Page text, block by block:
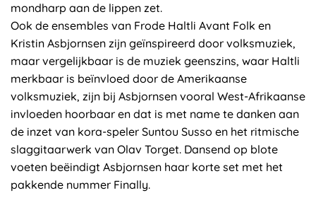
mondharp aan de lippen zet.
Ook de ensembles van Frode Haltli Avant Folk en
Kristin Asbjornsen zijn geïnspireerd door volksmuziek,
maar vergelijkbaar is de muziek geenszins, waar Haltli
merkbaar is beïnvloed door de Amerikaanse
volksmuziek, zijn bij Asbjornsen vooral West-Afrikaanse
invloeden hoorbaar en dat is met name te danken aan
de inzet van kora-speler Suntou Susso en het ritmische
slaggitaarwerk van Olav Torget. Dansend op blote
voeten beëindigt Asbjornsen haar korte set met het
pakkende nummer Finally.